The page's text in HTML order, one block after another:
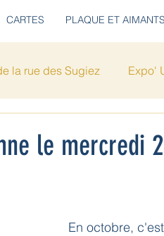
CARTES PLAQUE ET AIMANTS
la rue des Sugiez Expo'
le mercredi
En octobre,